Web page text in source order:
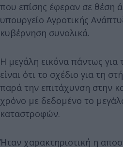
που επίσης έφεραν σε θέση
υπουργείο Αγροτικής
κυβέρνηση συνολικά.
Η μεγάλη εικόνα πάντως
είναι ότι το σχέδιο για τη
παρά την επιτάχυνση στην
χρόνο με δεδομένο το
καταστροφών.
Ήταν χαρακτηριστική η